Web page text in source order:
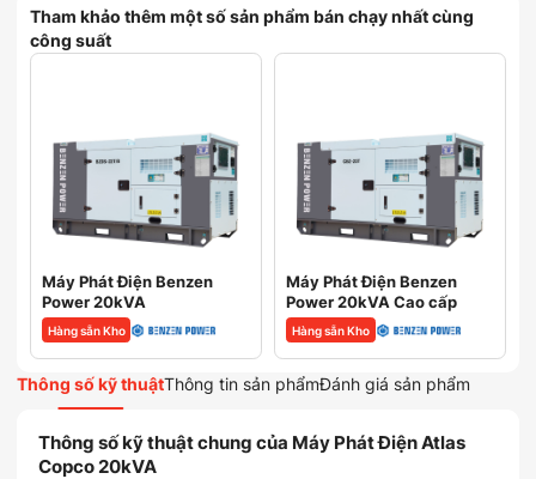
Tham khảo thêm một số sản phẩm bán chạy nhất cùng
công suất
Máy Phát Điện Benzen
Power 20kVA
Hàng sẵn Kho
Máy Phát Điện Benzen
Power 20kVA Cao cấp
Hàng sẵn Kho
Thông số kỹ thuậtThông tin sản phẩmĐánh giá sản phẩm
Thông số kỹ thuật chung của Máy Phát Điện Atlas
Copco 20kVA